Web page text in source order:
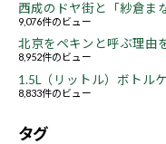
西成のドヤ街と「紗倉ま
9,076件のビュー
北京をペキンと呼ぶ理由
8,952件のビュー
1.5L（リットル）ボトル
8,833件のビュー
タグ